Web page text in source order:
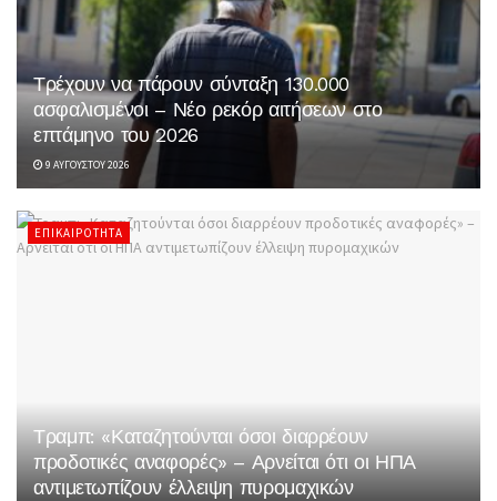
Τρέχουν να πάρουν σύνταξη 130.000
ασφαλισμένοι – Νέο ρεκόρ αιτήσεων στο
επτάμηνο του 2026
9 ΑΥΓΟΎΣΤΟΥ 2026
ΕΠΙΚΑΙΡΌΤΗΤΑ
Τραμπ: «Καταζητούνται όσοι διαρρέουν
προδοτικές αναφορές» – Αρνείται ότι οι ΗΠΑ
αντιμετωπίζουν έλλειψη πυρομαχικών